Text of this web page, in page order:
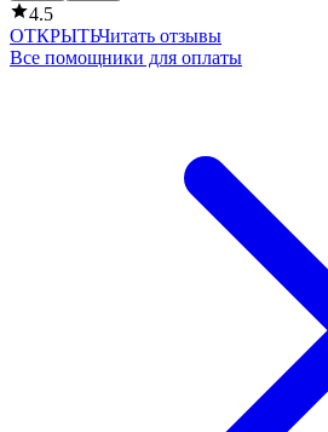
4.5
ОТКРЫТЬЧитать отзывы
Все помощники для оплаты